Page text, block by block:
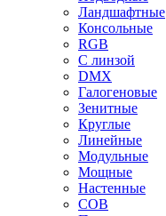
Ландшафтные
Консольные
RGB
С линзой
DMX
Галогеновые
Зенитные
Круглые
Линейные
Модульные
Мощные
Настенные
COB